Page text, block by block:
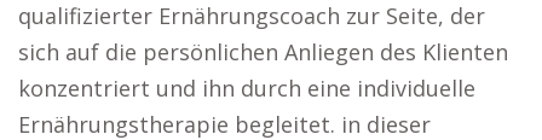
qualifizierter Ernährungscoach zur Seite, der
sich auf die persönlichen Anliegen des Klienten
konzentriert und ihn durch eine individuelle
Ernährungstherapie begleitet. in dieser